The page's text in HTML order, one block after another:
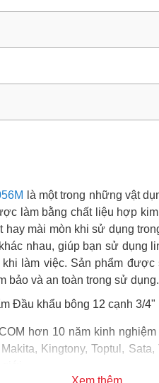
là một trong những vật
làm bằng chất liệu hợp
hay mài mòn khi sử dụng
nhau, giúp bạn sử dụng
làm việc. Sản phẩm
bảo và an toàn trong sử dụng.
Đầu khẩu bông 12 cạnh 3/
hơn 10 năm kinh
Kingtony, Toptul,
Xem thêm